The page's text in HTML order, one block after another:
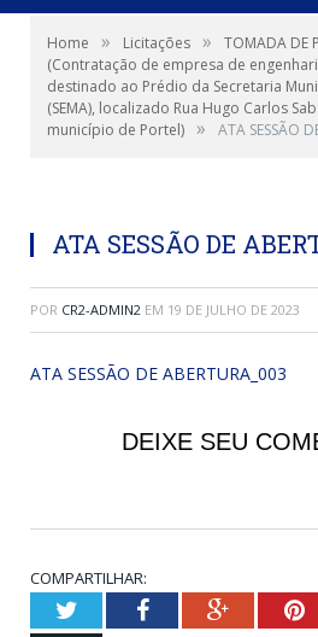
Home » Licitações »
TOMADA DE
(Contratação de empresa de
destinado ao Prédio da Secretaria
(SEMA), localizado Rua Hugo Carlos
município de Portel) » ATA SESSÃO
ATA SESSÃO DE
POR CR2-ADMIN2 EM 19 DE JULHO DE 2023
ATA SESSÃO DE ABERTURA_003
DEIXE SEU
COMPARTILHAR:
TwitterFacebookGoogle+